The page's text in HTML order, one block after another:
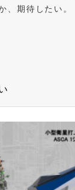
、期待したい。